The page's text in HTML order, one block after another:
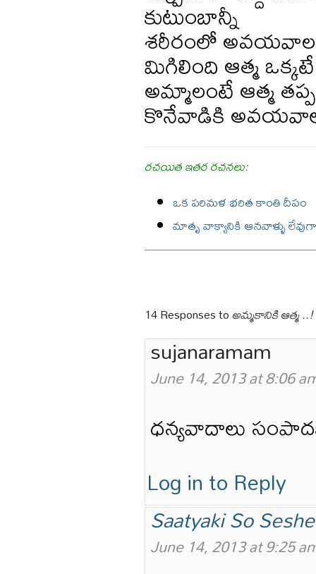
కుటుంబాన్నీ
శరీరంలో
మిగిలింది ఆత్మ
అమ్మాలంటే ఆత్మ
కొనేవాడికి
రచయిత ఇతర రచనలు:
ఒక పరిమళ భరిత కాంతి దీపం
మాతృ వాక్యానికి ఆనవాళ్ళు
14 Responses toఅమ్మకానికి ఆత్మ ..!
sujanaramam
June 14, 2013 at 8:06
ధన్యవాదాలు
Log in to Reply
Saatyaki So
June 14, 2013 at 9:25